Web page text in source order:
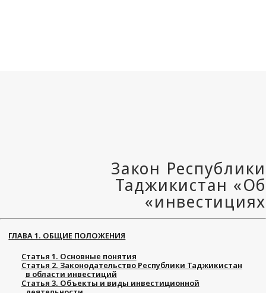
ГЛАВА 1. ОБЩИЕ ПОЛОЖЕНИЯ
Статья 1. Основные понятия
Статья 2. Законодательство Республики Таджикистан
в области инвестиций
Статья 3. Объекты и виды инвестиционной